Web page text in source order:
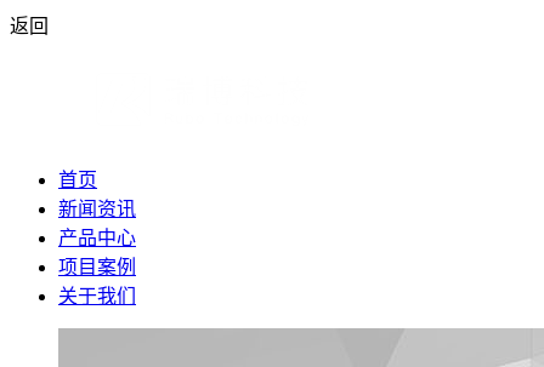
返回
首页
新闻资讯
产品中心
项目案例
关于我们